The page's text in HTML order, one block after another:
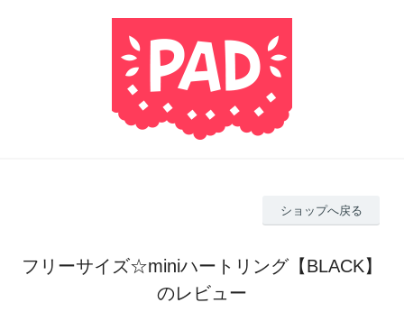
ショップへ戻る
フリーサイズ☆miniハートリング【BLACK】
のレビュー